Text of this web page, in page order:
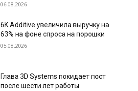
06.08.2026
6K Additive увеличила выручку на
63% на фоне спроса на порошки
05.08.2026
Глава 3D Systems покидает пост
после шести лет работы